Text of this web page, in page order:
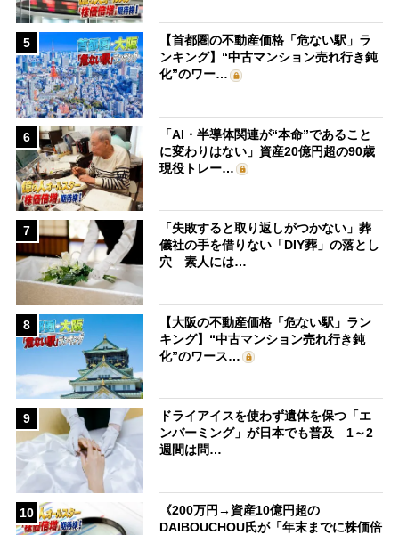
5
【首都圏の不動産価格「危ない駅」ラ
ンキング】“中古マンション売れ行き鈍
化”のワー…
6
「AI・半導体関連が“本命”であること
に変わりはない」資産20億円超の90歳
現役トレー…
7
「失敗すると取り返しがつかない」葬
儀社の手を借りない「DIY葬」の落とし
穴 素人には…
8
【大阪の不動産価格「危ない駅」ラン
キング】“中古マンション売れ行き鈍
化”のワース…
9
ドライアイスを使わず遺体を保つ「エ
ンバーミング」が日本でも普及 1～2
週間は問…
10
《200万円→資産10億円超の
DAIBOUCHOU氏が「年末までに株価倍